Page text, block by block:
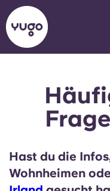
Über uns
Standorte
Mehr
English
English
Chinese
Hast du die
Wohnheimen